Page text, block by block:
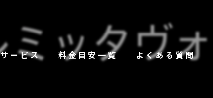
サービス 料金目安一覧 よくある質問